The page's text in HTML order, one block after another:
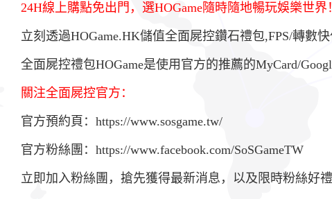
24H線上購點免出門，選HOGame隨時隨地暢玩娛樂世界！
立刻透過HOGame.HK儲值全面屍控鑽石禮包,FPS/轉數
全面屍控禮包HOGame是使用官方的推薦的MyCard/
關注全面屍控官方：
官方預約頁： https://www.sosgame.tw/
官方粉絲團： https://www.facebook.com/SoSGameTW
立即加入粉絲團，搶先獲得最新消息，以及限時粉絲好禮